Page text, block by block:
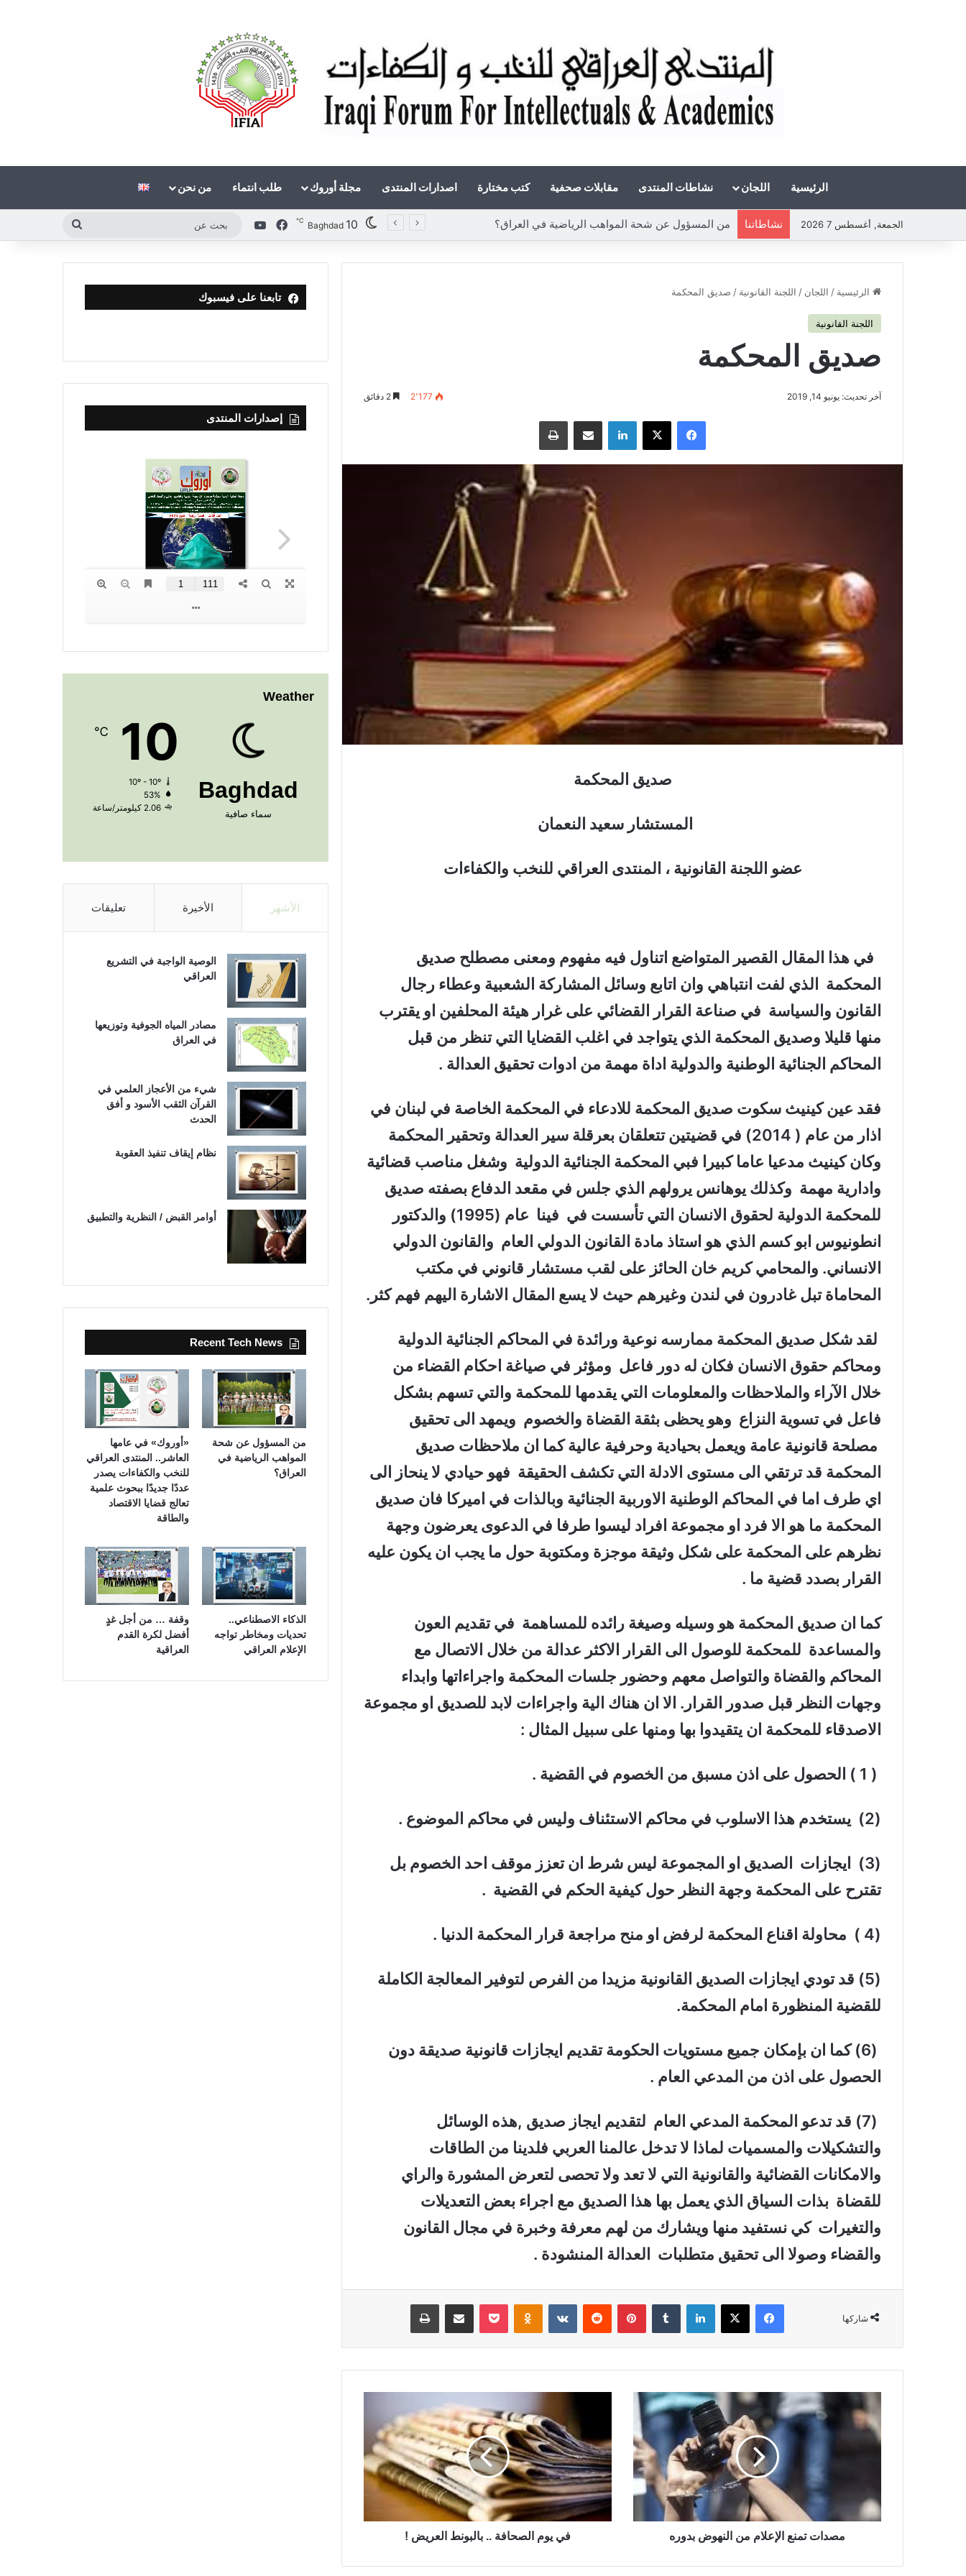
الرئيسية اللجان نشاطات المنتدى مقابلات صحفية كتب مختارة اصدارات المنتدى مجلة أوروك طلب انتماء من نحن
الجمعة, أغسطس 7 2026 نشاطاتنا Baghdad 10
℃ فيسبوك‫YouTube
الرئيسية / اللجان / اللجنة القانونية / صديق المحكمة
اللجنة القانونية
صديق المحكمة
آخر تحديث: يونيو 14, 2019 2٬177
فيسبوك لينكدإن
صديق المحكمة
المستشار سعيد النعمان
عضو اللجنة القانونية ، المنتدى العراقي للنخب والكفاءات
في هذا المقال القصير المتواضع اتناول فيه مفهوم ومعنى مصطلح صديق
المحكمة الذي لفت انتباهي وان اتابع وسائل المشاركة الشعبية وعطاء رجال
القانون والسياسة في صناعة القرار القضائي على غرار هيئة المحلفين او يقترب
منها قليلا وصديق المحكمة الذي يتواجد في اغلب القضايا التي تنظر من قبل
المحاكم الجنائية الوطنية والدولية اداة مهمة من ادوات تحقيق العدالة .
فقد عين كينيث سكوت صديق المحكمة للادعاء في المحكمة الخاصة في لبنان في
اذار من عام ( 2014) في قضيتين تتعلقان بعرقلة سير العدالة وتحقير المحكمة
وكان كينيث مدعيا عاما كبيرا فبي المحكمة الجنائية الدولية وشغل مناصب قضائية
وادارية مهمة وكذلك يوهانس يرولهم الذي جلس في مقعد الدفاع بصفته صديق
للمحكمة الدولية لحقوق الانسان التي تأسست في فينا عام (1995) والدكتور
انطونيوس ابو كسم الذي هو استاذ مادة القانون الدولي العام والقانون الدولي
الانساني. والمحامي كريم خان الحائز على لقب مستشار قانوني في مكتب
المحاماة تبل غادرون في لندن وغيرهم حيث لا يسع المقال الاشارة اليهم فهم كثر.
لقد شكل صديق المحكمة ممارسه نوعية ورائدة في المحاكم الجنائية الدولية
ومحاكم حقوق الانسان فكان له دور فاعل ومؤثر في صياغة احكام القضاء من
خلال الآراء والملاحظات والمعلومات التي يقدمها للمحكمة والتي تسهم بشكل
فاعل في تسوية النزاع وهو يحظى بثقة القضاة والخصوم ويمهد الى تحقيق
مصلحة قانونية عامة ويعمل بحيادية وحرفية عالية كما ان ملاحظات صديق
المحكمة قد ترتقي الى مستوى الادلة التي تكشف الحقيقة فهو حيادي لا ينحاز الى
اي طرف اما في المحاكم الوطنية الاوربية الجنائية وبالذات في اميركا فان صديق
المحكمة ما هو الا فرد او مجموعة افراد ليسوا طرفا في الدعوى يعرضون وجهة
نظرهم على المحكمة على شكل وثيقة موجزة ومكتوبة حول ما يجب ان يكون عليه
القرار بصدد قضية ما .
كما ان صديق المحكمة هو وسيله وصيغة رائده للمساهمة في تقديم العون
والمساعدة للمحكمة للوصول الى القرار الاكثر عدالة من خلال الاتصال مع
المحاكم والقضاة والتواصل معهم وحضور جلسات المحكمة واجراءاتها وابداء
وجهات النظر قبل صدور القرار. الا ان هناك الية واجراءات لابد للصديق او مجموعة
الاصدقاء للمحكمة ان يتقيدوا بها ومنها على سبيل المثال :
( 1 ) الحصول على اذن مسبق من الخصوم في القضية .
(2) يستخدم هذا الاسلوب في محاكم الاستئناف وليس في محاكم الموضوع .
(3) ايجازات الصديق او المجموعة ليس شرط ان تعزز موقف احد الخصوم بل
تقترح على المحكمة وجهة النظر حول كيفية الحكم في القضية .
(4 ) محاولة اقناع المحكمة لرفض او منح مراجعة قرار المحكمة الدنيا .
(5) قد تودي ايجازات الصديق القانونية مزيدا من الفرص لتوفير المعالجة الكاملة
للقضية المنظورة امام المحكمة.
(6) كما ان بإمكان جميع مستويات الحكومة تقديم ايجازات قانونية صديقة دون
الحصول على اذن من المدعي العام .
(7) قد تدعو المحكمة المدعي العام لتقديم ايجاز صديق ,هذه الوسائل
والتشكيلات والمسميات لماذا لا تدخل عالمنا العربي فلدينا من الطاقات
والامكانات القضائية والقانونية التي لا تعد ولا تحصى لتعرض المشورة والراي
للقضاة بذات السياق الذي يعمل بها هذا الصديق مع اجراء بعض التعديلات
والتغيرات كي نستفيد منها ويشارك من لهم معرفة وخبرة في مجال القانون
والقضاء وصولا الى تحقيق متطلبات العدالة المنشودة .
شاركها
فيسبوك ‫X لينكدإن بينتيريست ‏VKontakte
ص
د
ا
ن
ع
إ
مصدات تمنع الإعلام من النهوض بدوره
و
م
ا
ل
ص
ح
ة
في يوم الصحافة .. بالبونط العريض !
تابعنا على فيسبوك
إصدارات المنتدى
Weather
Baghdad
سماء صافية
10
℃
10º - 10º
53%
2.06 كيلومتر/ساعة
الأشهر الأخيرة تعليقات
الوصية الواجبة في التشريع
العراقي
مصادر المياه الجوفية وتوزيعها
في العراق
شيء من الأعجاز العلمي في
القرآن الثقب الأسود و أفق
الحدث
نظام إيقاف تنفيذ العقوبة
أوامر القبض / النظرية والتطبيق
Recent Tech News
من المسؤول عن شحة
المواهب الرياضية في
العراق؟
«أوروك» في عامها
العاشر.. المنتدى العراقي
للنخب والكفاءات يصدر
عددًا جديدًا ببحوث علمية
تعالج قضايا الاقتصاد
والطاقة
الذكاء الاصطناعي..
تحديات ومخاطر تواجه
الإعلام العراقي
وقفة … من أجل غدٍ
أفضل لكرة القدم
العراقية